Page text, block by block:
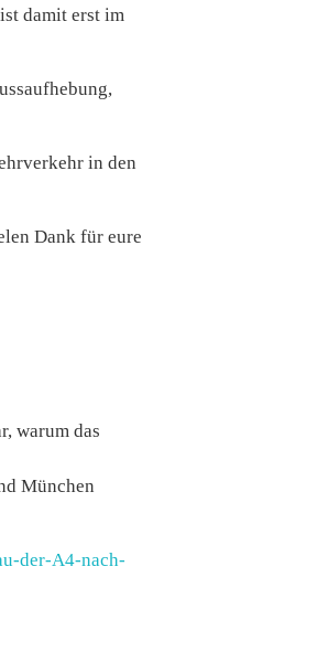
damit erst im
in den
Dank für eure
warum das
München
der-A4-nach-